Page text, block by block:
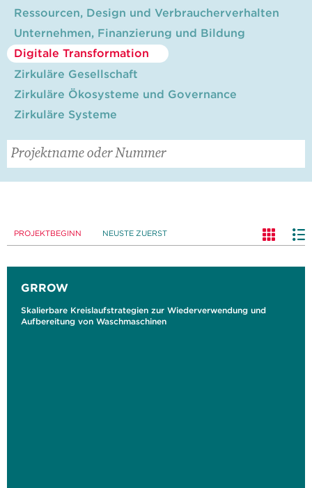
Ressourcen, Design und Verbraucherverhalten
Unternehmen, Finanzierung und Bildung
Digitale Transformation
Zirkuläre Gesellschaft
Zirkuläre Ökosysteme und Governance
Zirkuläre Systeme
PROJEKTBEGINN NEUSTE ZUERST
GRROW
Skalierbare Kreislaufstrategien zur Wiederverwendung und
Aufbereitung von Waschmaschinen